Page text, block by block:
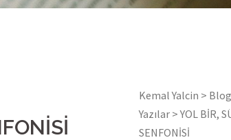
Kemal Yalcin > Blog
Yazılar>YOL BİR,
SENFONİSİ